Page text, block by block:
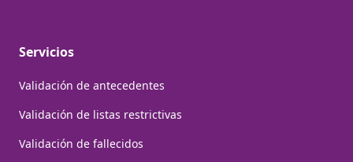
Servicios
Validación de antecedentes
Validación de listas restrictivas
Validación de fallecidos